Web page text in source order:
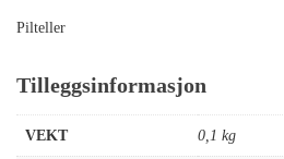
Pilteller
Tilleggsinformasjon
VEKT 0,1 kg